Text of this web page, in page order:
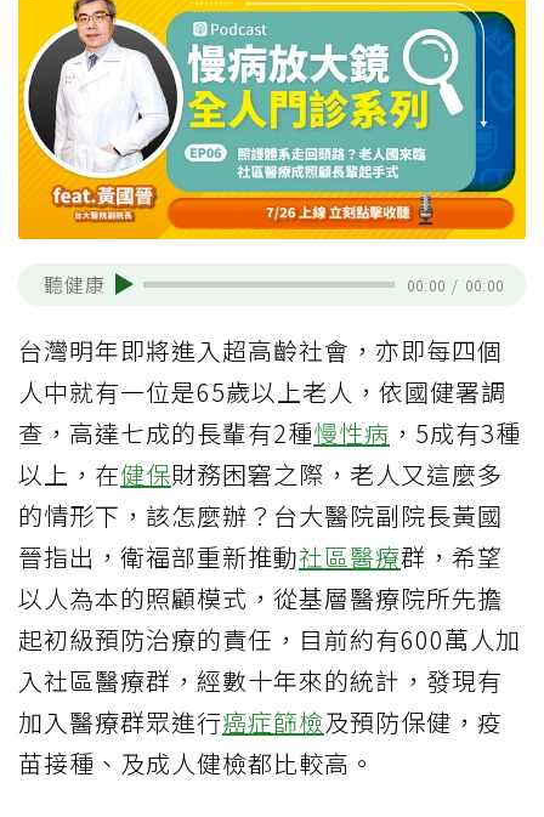
聽健康 00:00 / 00:00
台灣明年即將進入超高齡社會，亦即每四個
人中就有一位是65歲以上老人，依國健署調
查，高達七成的長輩有2種慢性病 ，5成有3種
以上，在健保財務困窘之際，老人又這麼多
的情形下，該怎麼辦？台大醫院副院長黃國
晉指出，衛福部重新推動社區醫療群，希望
以人為本的照顧模式，從基層醫療院所先擔
起初級預防治療的責任，目前約有600萬人加
入社區醫療群，經數十年來的統計，發現有
加入醫療群眾進行癌症篩檢及預防保健，疫
苗接種、及成人健檢都比較高。